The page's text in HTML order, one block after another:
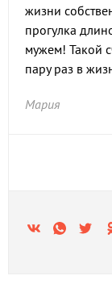
жизни
прогулка
мужем! Такой
пару раз в
Мария